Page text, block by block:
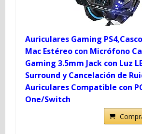
Auriculares Gaming
Mac Estéreo con Micrófono
Gaming 3.5mm Jack con Luz
Surround y Cancelación de
Auriculares Compatible con
One/Switch